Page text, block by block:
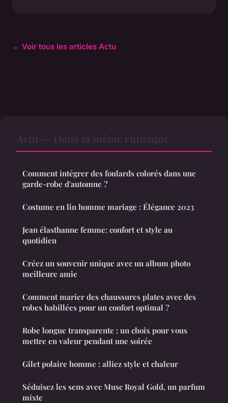
← Voir tous les articles Actu
Comment intégrer des foulards colorés dans une
garde-robe d'automne ?
Costume en lin homme mariage : Élégance 2023
Jean élasthanne femme: confort et style au
quotidien
Créez un souvenir unique avec un album photo
meilleure amie
Comment marier des chaussures plates avec des
robes habillées pour un confort optimal ?
Robe longue transparente : un choix pour vous
mettre en valeur pendant une soirée
Gilet polaire homme : alliez style et chaleur
Séduisez les sens avec Musc Royal Gold, un parfum
mixte